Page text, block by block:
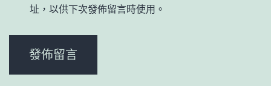
址，以供下次發佈留言時使用。